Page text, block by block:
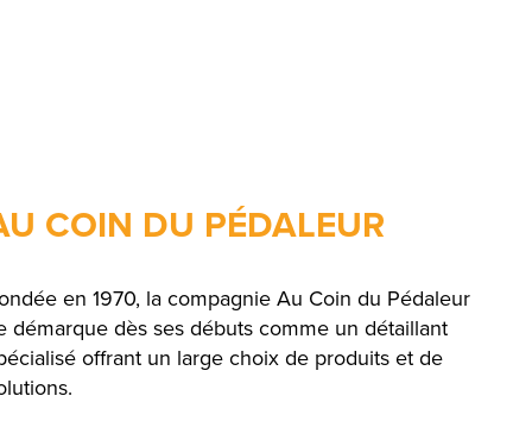
COIN DU PÉDALEUR
en 1970, la compagnie Au Coin du Pédaleur
démarque dès ses débuts comme un détaillant
offrant un large choix de produits et de